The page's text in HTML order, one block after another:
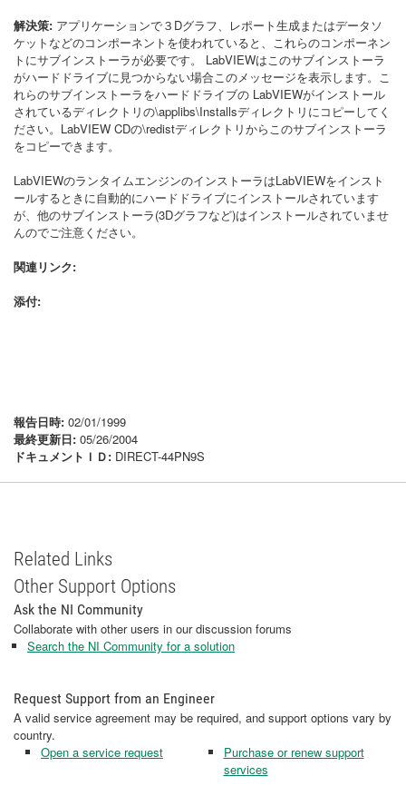
解決策: アプリケーションで３Dグラフ、レポート生成またはデータソ
ケットなどのコンポーネントを使われていると、これらのコンポーネン
トにサブインストーラが必要です。 LabVIEWはこのサブインストーラ
がハードドライブに見つからない場合このメッセージを表示します。こ
れらのサブインストーラをハードドライブの LabVIEWがインストール
されているディレクトリの\applibs\Installsディレクトリにコピーしてく
ださい。LabVIEW CDの\redistディレクトリからこのサブインストーラ
をコピーできます。
LabVIEWのランタイムエンジンのインストーラはLabVIEWをインスト
ールするときに自動的にハードドライブにインストールされています
が、他のサブインストーラ(3Dグラフなど)はインストールされていませ
んのでご注意ください。
関連リンク:
添付:
報告日時: 02/01/1999
最終更新日: 05/26/2004
ドキュメントＩＤ: DIRECT-44PN9S
Related Links
Other Support Options
Ask the NI Community
Collaborate with other users in our discussion forums
Search the NI Community for a solution
Request Support from an Engineer
A valid service agreement may be required, and support options vary by
country.
Open a service request
Purchase or renew support
services